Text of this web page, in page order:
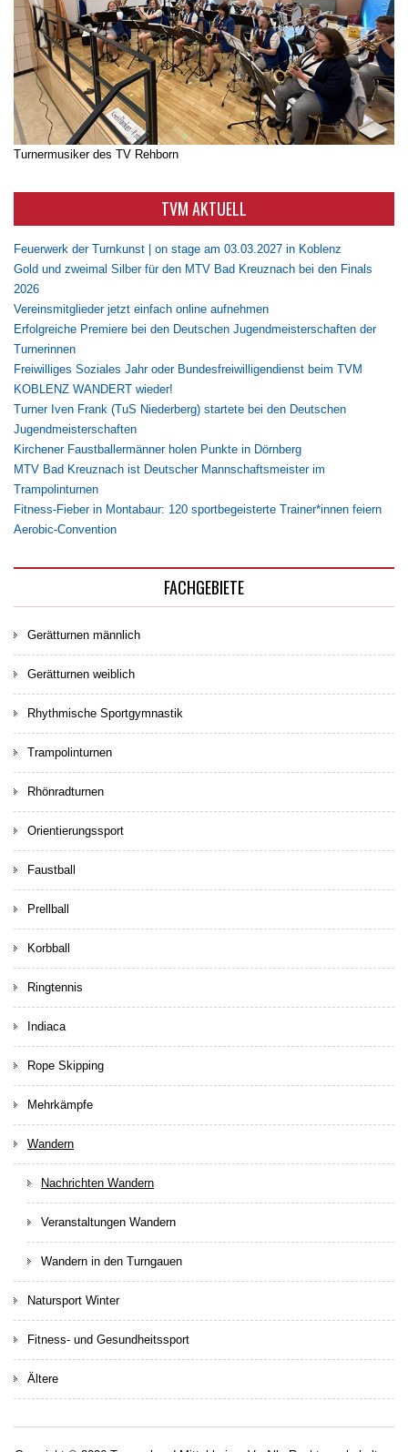
Turnermusiker des TV Rehborn
TVM AKTUELL
Feuerwerk der Turnkunst | on stage am 03.03.2027 in Koblenz
Gold und zweimal Silber für den MTV Bad Kreuznach bei den Finals
2026
Vereinsmitglieder jetzt einfach online aufnehmen
Erfolgreiche Premiere bei den Deutschen Jugendmeisterschaften der
Turnerinnen
Freiwilliges Soziales Jahr oder Bundesfreiwilligendienst beim TVM
KOBLENZ WANDERT wieder!
Turner Iven Frank (TuS Niederberg) startete bei den Deutschen
Jugendmeisterschaften
Kirchener Faustballermänner holen Punkte in Dörnberg
MTV Bad Kreuznach ist Deutscher Mannschaftsmeister im
Trampolinturnen
Fitness-Fieber in Montabaur: 120 sportbegeisterte Trainer*innen feiern
Aerobic-Convention
FACHGEBIETE
Gerätturnen männlich
Gerätturnen weiblich
Rhythmische Sportgymnastik
Trampolinturnen
Rhönradturnen
Orientierungssport
Faustball
Prellball
Korbball
Ringtennis
Indiaca
Rope Skipping
Mehrkämpfe
Wandern
Nachrichten Wandern
Veranstaltungen Wandern
Wandern in den Turngauen
Natursport Winter
Fitness- und Gesundheitssport
Ältere